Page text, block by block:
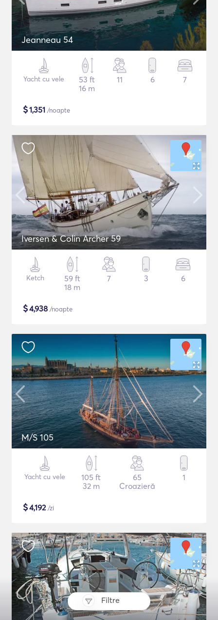
Filtre
Jeanneau 54
Yacht cu vele
53 ft
16 m
11 6 7
$1,351 /noapte
Iversen & Colin Archer 59
Ketch
59 ft
18 m
7 3 6
$4,938 /noapte
M/S 105
Yacht cu vele
105 ft
32 m
65
Croazieră
1
$4,192/zi